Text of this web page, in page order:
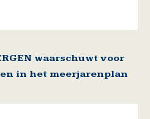
waarschuwt voor
in het meerjarenplan